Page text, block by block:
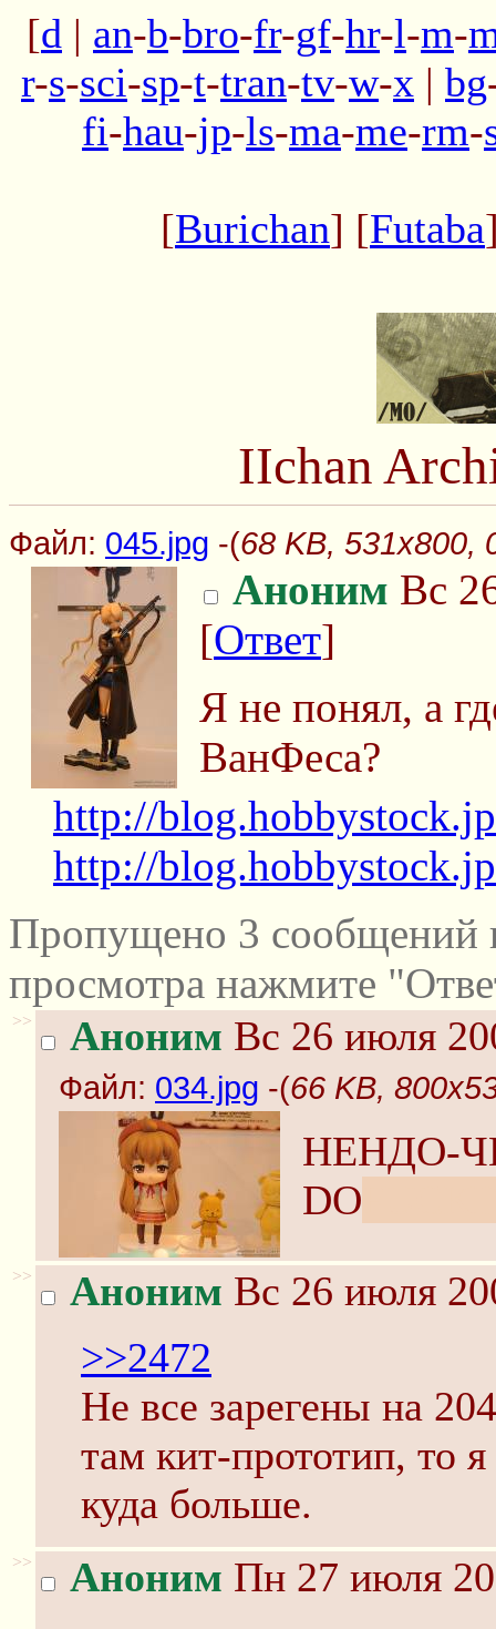
[d | an-b-bro-fr-gf-hr-l-m-
r-s-sci-sp-t-tran-tv-w-x | bg
fi-hau-jp-ls-ma-me-rm-
[Burichan] [Futaba
IIchan
Файл: 045.jpg -(68 KB, 531x800,
Аноним Вс
[Ответ]
Я не понял, а
ВанФеса?
http://
http://
Пропущено 3 сообщений
просмотра нажмите
>> Аноним Вс 26 июля
Файл: 034.jpg -(66 KB,
НЕНДО-
DO
>> Аноним Вс 26 июля
>>2472
Не все зарегены на
там кит-прототип, то
куда больше.
>> Аноним Пн 27 июля